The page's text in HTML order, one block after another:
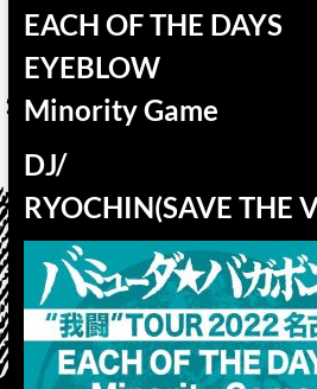
EACH OF THE DAYS
EYEBLOW
Minority Game
DJ/
RYOCHIN(SAVE THE